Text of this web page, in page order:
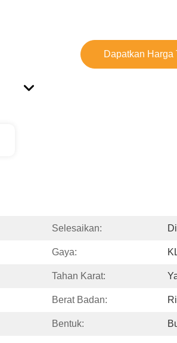
Dapatkan Harga
Selesaikan:
Gaya:
Tahan Karat:
Berat Badan:
Bentuk: